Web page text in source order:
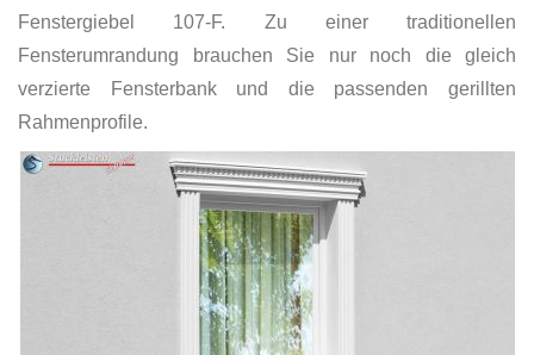
Fenstergiebel 107-F. Zu einer traditionellen
Fensterumrandung brauchen Sie nur noch die gleich
verzierte Fensterbank und die passenden gerillten
Rahmenprofile.